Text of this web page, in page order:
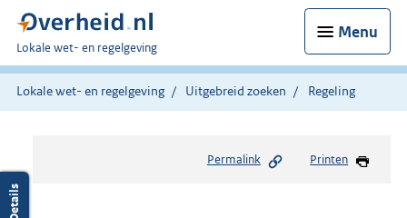
Menu
U
bent
hier:
Lokale wet- en regelgeving
Lokale wet- en regelgeving Uitgebreid zoeken Regeling
Permalink Printen